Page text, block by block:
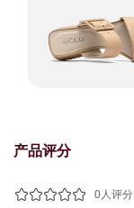
产品评分
0人评分